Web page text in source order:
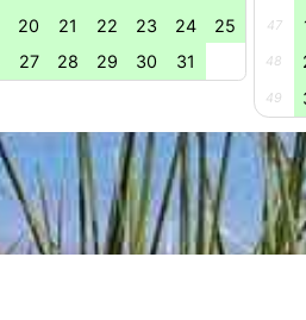
20 21 22 23 24 25
27 28 29 30 31
47
48
49